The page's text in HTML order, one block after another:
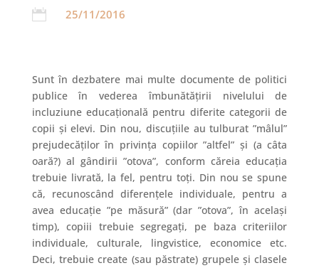
 25/11/2016
Sunt în dezbatere mai multe documente de politici
publice în vederea îmbunătățirii nivelului de
incluziune educațională pentru diferite categorii de
copii și elevi. Din nou, discuțiile au tulburat ”mâlul”
prejudecăților în privința copiilor ”altfel” și (a câta
oară?) al gândirii ”otova”, conform căreia educația
trebuie livrată, la fel, pentru toți. Din nou se spune
că, recunoscând diferențele individuale, pentru a
avea educație ”pe măsură” (dar ”otova”, în același
timp), copiii trebuie segregați, pe baza criteriilor
individuale, culturale, lingvistice, economice etc.
Deci, trebuie create (sau păstrate) grupele și clasele